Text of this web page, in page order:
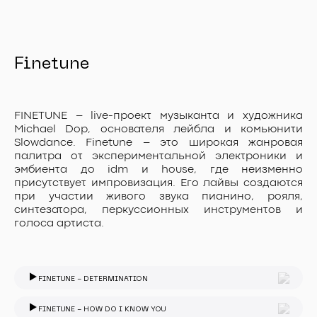
Finetune
FINETUNE – live-проект музыканта и художника
Michael Dop, основателя лейбла и комьюнити
Slowdance. Finetune – это широкая жанровая
палитра от экспериментальной электроники и
эмбиента до idm и house, где неизменно
присутствует импровизация. Его лайвы создаются
при участии живого звука пианино, рояля,
синтезатора, перкуссионных инструментов и
голоса артиста.
FINETUNE - DETERMINATION
FINETUNE - HOW DO I KNOW YOU